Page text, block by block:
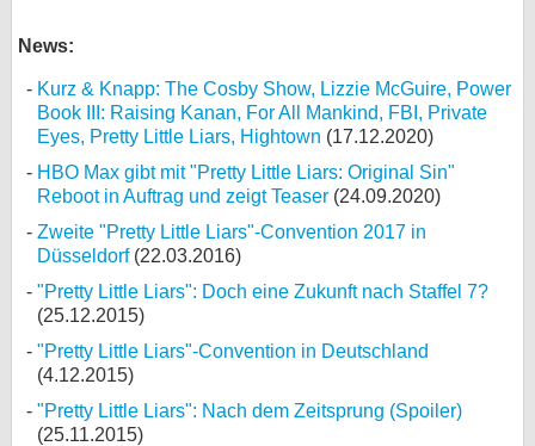
News:
Kurz & Knapp: The Cosby Show, Lizzie McGuire, Power
Book III: Raising Kanan, For All Mankind, FBI, Private
Eyes, Pretty Little Liars, Hightown (17.12.2020)
HBO Max gibt mit "Pretty Little Liars: Original Sin"
Reboot in Auftrag und zeigt Teaser (24.09.2020)
Zweite "Pretty Little Liars"-Convention 2017 in
Düsseldorf(22.03.2016)
"Pretty Little Liars": Doch eine Zukunft nach Staffel 7?
(25.12.2015)
"Pretty Little Liars"-Convention in Deutschland
(4.12.2015)
"Pretty Little Liars": Nach dem Zeitsprung (Spoiler)
(25.11.2015)